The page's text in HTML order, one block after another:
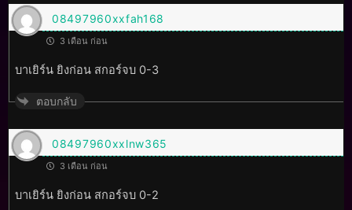
08497960xxfah168
3 เดือน ก่อน
บาเยิร์น ยิงก่อน สกอร์จบ 0-3
ตอบกลับ
08497960xxlnw365
3 เดือน ก่อน
บาเยิร์น ยิงก่อน สกอร์จบ 0-2